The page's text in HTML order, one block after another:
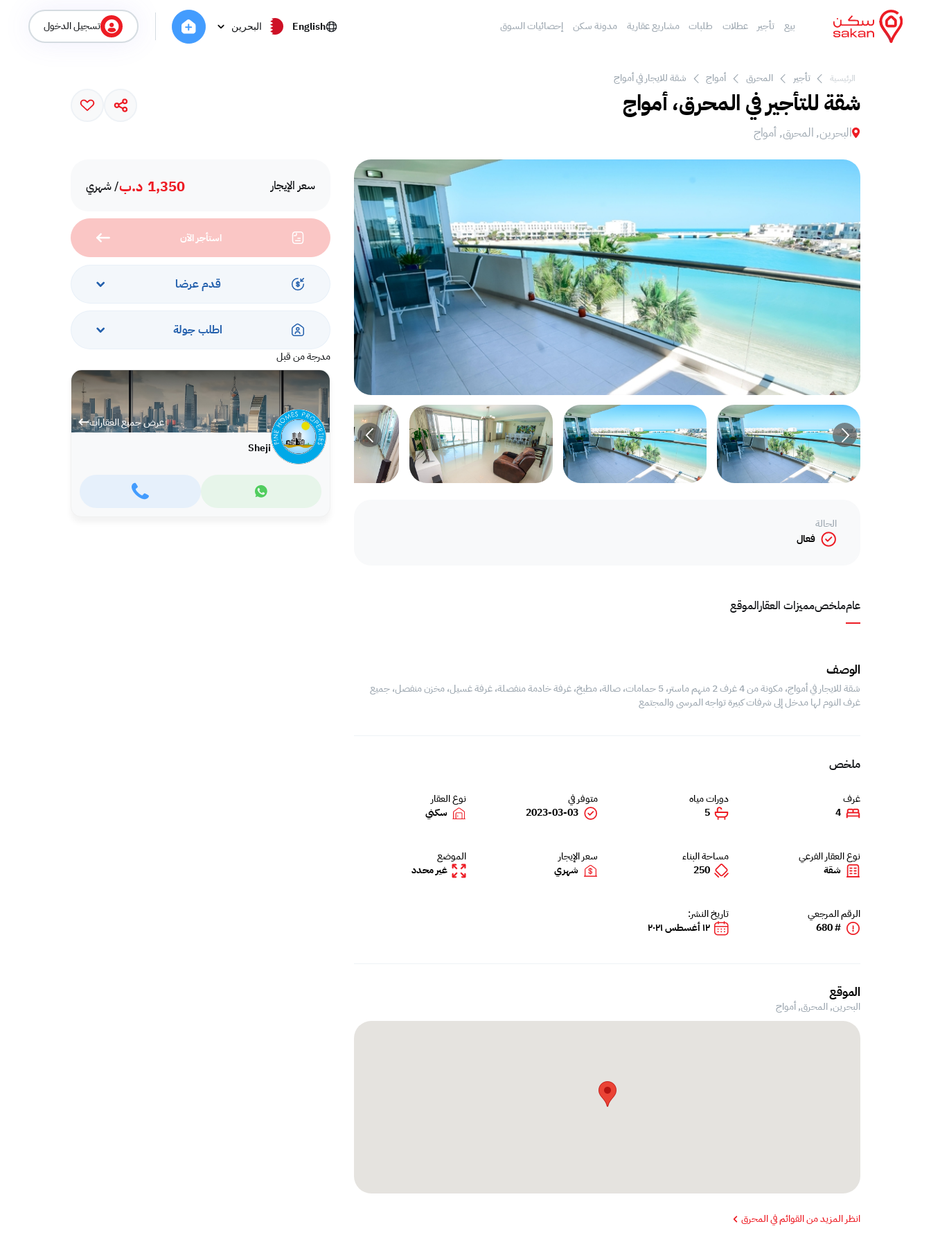
بيع تأجير عطلات طلبات مشاريع عقارية مدونة سكن إحصائيات السوق English البحرين تسجيل الدخول
الرئيسية تأجير المحرق أمواج شقة للايجار في أمواج
شقة للتأجير في المحرق، أمواج
البحرين, المحرق, أمواج
سعر الإيجار 1,350 د.ب/ شهري
استأجر الآن
قدم عرضا
اطلب جولة
مدرجة من قبل
عرض جميع العقارات
Sheji
عامملخصمميزات العقارالموقع
الحالة
فعال
الوصف
شقة للايجار في أمواج، مكونة من 4 غرف 2 منهم ماستر، 5 حمامات، صالة، مطبخ، غرفة خادمة منفصلة، غرفة غسيل، مخزن منفصل، جميع
غرف النوم لها مدخل إلى شرفات كبيرة تواجه المرسى والمجتمع
ملخص
غرف
4
دورات مياه
5
متوفر في
2023-03-03
نوع العقار
سكني
نوع العقار الفرعي
شقة
مساحة البناء
250
سعر الإيجار
شهري
الموضع
غير محدد
الرقم المرجعي
# 680
تاريخ النشر:
١٢ أغسطس ٢٠٢١
الموقع
البحرين, المحرق,أمواج
انظر المزيد من القوائم في المحرق